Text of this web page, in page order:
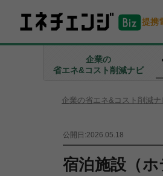
提携
企業の
省エネ&コスト削減ナビ
企業の省エネ&コスト削減ナ
公開日:2026.05.18
宿泊施設（